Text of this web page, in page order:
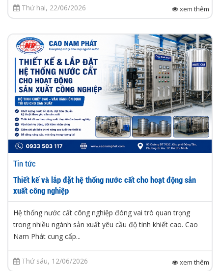
Thứ hai, 22/06/2026 xem thêm
Tin tức
Thiết kế và lắp đặt hệ thống nước cất cho hoạt động sản
xuất công nghiệp
Hệ thống nước cất công nghiệp đóng vai trò quan trọng
trong nhiều ngành sản xuất yêu cầu độ tinh khiết cao. Cao
Nam Phát cung cấp...
Thứ sáu, 12/06/2026 xem thêm